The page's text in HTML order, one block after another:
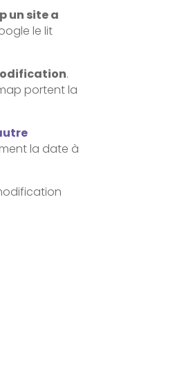
un site a
le lit
.
portent la
la date à